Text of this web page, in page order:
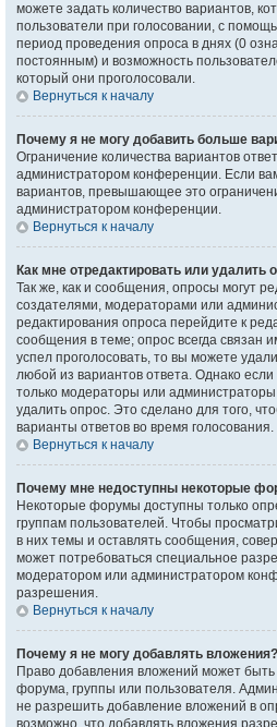
можете задать количество вариантов,
пользователи при голосовании, с
период проведения опроса в днях (0
постоянным) и возможность
который они проголосовали.
Вернуться к началу
Почему я не могу добавить больше
Ограничение количества вариантов
администратором конференции. Если
вариантов, превышающее это
администратором конференции.
Вернуться к началу
Как мне отредактировать или удалить
Так же, как и сообщения, опросы могут
создателями, модераторами или
редактирования опроса перейдите к
сообщения в теме; опрос всегда связан
успел проголосовать, то вы можете
любой из вариантов ответа. Однако если
только модераторы или администраторы
удалить опрос. Это сделано для того,
варианты ответов во время голосования.
Вернуться к началу
Почему мне недоступны некоторые
Некоторые форумы доступны только
группам пользователей. Чтобы
в них темы и оставлять сообщения,
может потребоваться специальное
модератором или администратором
разрешения.
Вернуться к началу
Почему я не могу добавлять вложения?
Право добавления вложений может
форума, группы или пользователя.
не разрешить добавление вложений в
возможно, что добавлять вложения